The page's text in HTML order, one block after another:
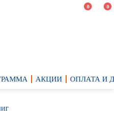
0 0
АКЦИИ ОПЛАТА И